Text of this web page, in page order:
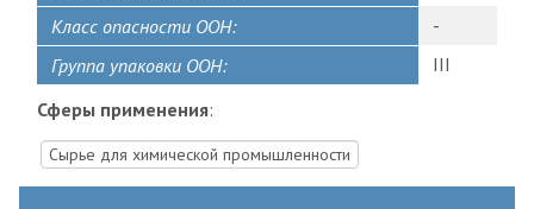
Класс опасности ООН:
-
Группа упаковки ООН:
III
Сферы применения:
Сырье для химической промышленности